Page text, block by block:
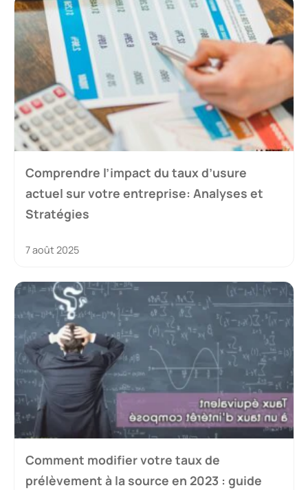
Comprendre l’impact du taux d’usure
actuel sur votre entreprise: Analyses et
Stratégies
7 août 2025
Comment modifier votre taux de
prélèvement à la source en 2023 : guide